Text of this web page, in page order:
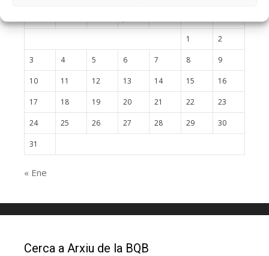
1 2
3 4 5 6 7 8 9
10 11 12 13 14 15 16
17 18 19 20 21 22 23
24 25 26 27 28 29 30
31
« Ene
Cerca a Arxiu de la BQB